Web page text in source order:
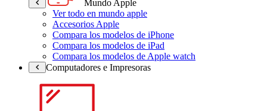
Mundo Apple
Ver todo en mundo apple
Accesorios Apple
Compara los modelos de iPhone
Compara los modelos de iPad
Compara los modelos de Apple watch
Computadores e Impresoras